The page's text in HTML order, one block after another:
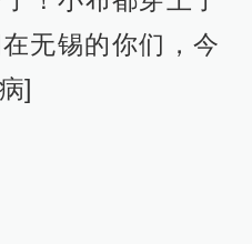
无锡的你们，今
]